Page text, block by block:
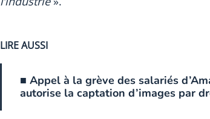
LIRE AUSSI
■ Appel à la grève des salariés
autorise la captation d’images par